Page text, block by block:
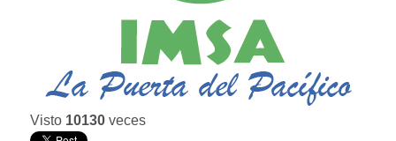
Visto 10130 veces